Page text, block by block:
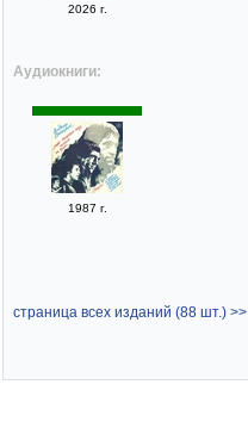
2026 г.
Аудиокниги:
1987 г.
страница всех изданий (88 шт.) >>